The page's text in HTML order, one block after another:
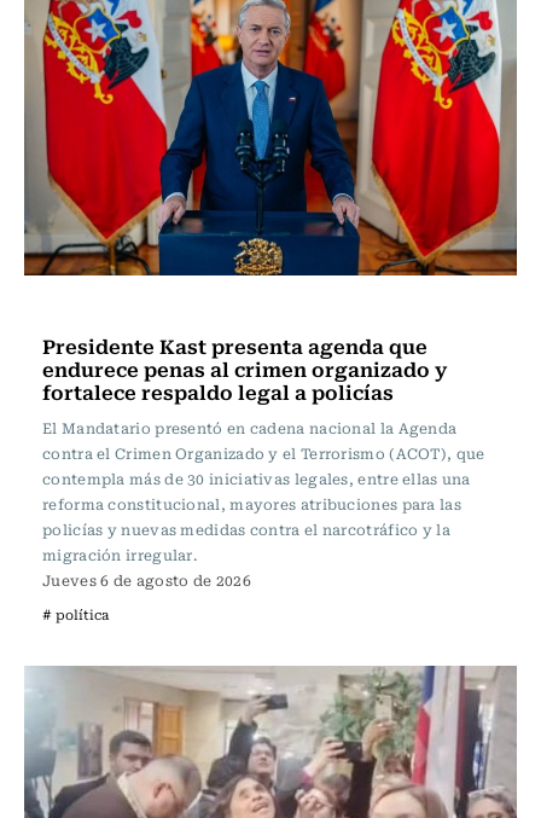
Presidente Kast presenta agenda que
endurece penas al crimen organizado y
fortalece respaldo legal a policías
El Mandatario presentó en cadena nacional la Agenda
contra el Crimen Organizado y el Terrorismo (ACOT), que
contempla más de 30 iniciativas legales, entre ellas una
reforma constitucional, mayores atribuciones para las
policías y nuevas medidas contra el narcotráfico y la
migración irregular.
Jueves 6 de agosto de 2026
# política